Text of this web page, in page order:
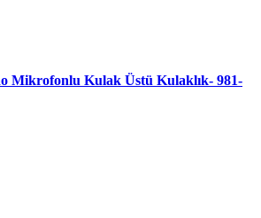
Mikrofonlu Kulak Üstü Kulaklık- 981-